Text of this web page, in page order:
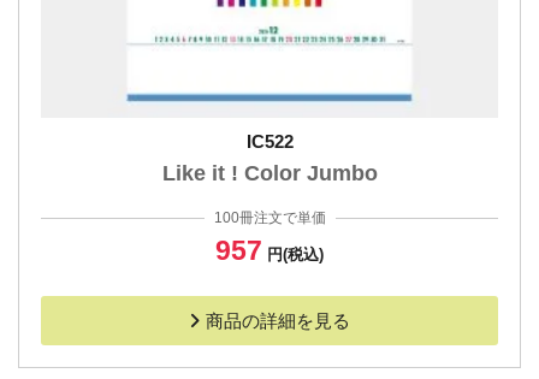
IC522
Like it ! Color Jumbo
100冊注文で単価
957 円(税込)
商品の詳細を見る